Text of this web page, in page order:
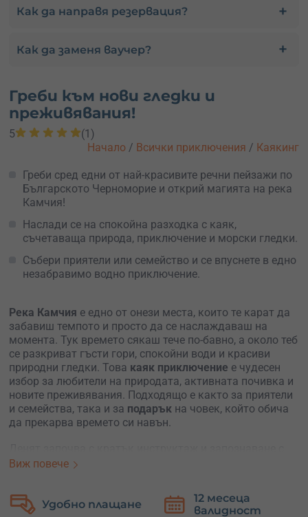
Как да направя резервация?
Как да заменя ваучер?
Греби към нови гледки и
преживявания!
5
(1)
Начало / Всички приключения / Каякинг
Греби сред едни от най-красивите речни пейзажи по
Българското Черноморие и открий магията на река
Камчия!
Наслади се на спокойна разходка с каяк,
съчетаваща природа, приключение и морски гледки.
Събери приятели или семейство и се впуснете в едно
незабравимо водно приключение.
Река Камчия е едно от онези места, които те карат да
забавиш темпото и просто да се наслаждаваш на
момента. Тук времето сякаш тече по-бавно, а около теб
се разкриват гъсти гори, спокойни води и красиви
природни гледки. Това каяк приключение е чудесен
избор за любители на природата, активната почивка и
новите преживявания. Подходящо е както за приятели
и семейства, така и за подарък на човек, който обича
да прекарва времето си навън.
основните техники на гребане. Инструкторът ще
сядал в каяк. След кратка практика идва време за
Виж повече
12 месеца
валидност
Безплатна
замяна